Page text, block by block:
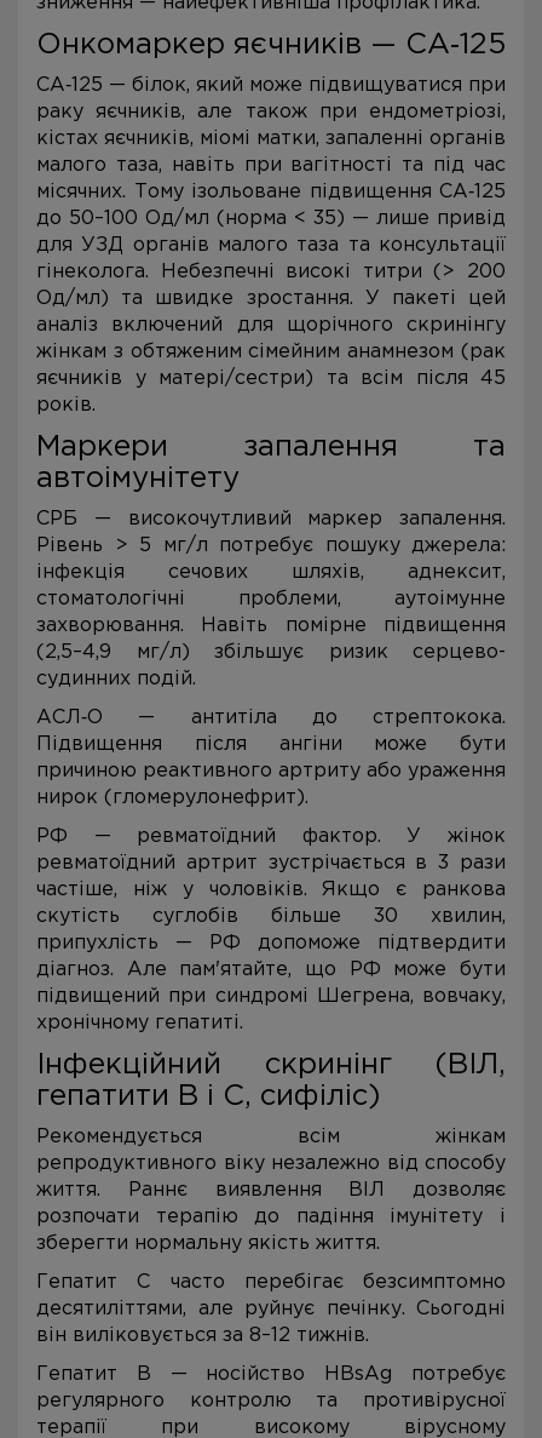
Онкомаркер яєчників — СА‑125
СА‑125 — білок, який може підвищуватися при
раку яєчників, але також при ендометріозі,
кістах яєчників, міомі матки, запаленні органів
малого таза, навіть при вагітності та під час
місячних. Тому ізольоване підвищення СА‑125
до 50–100 Од/мл (норма < 35) — лише привід
для УЗД органів малого таза та консультації
гінеколога. Небезпечні високі титри (> 200
Од/мл) та швидке зростання. У пакеті цей
аналіз включений для щорічного скринінгу
жінкам з обтяженим сімейним анамнезом (рак
яєчників у матері/сестри) та всім після 45
років.
Маркери запалення та
автоімунітету
СРБ — високочутливий маркер запалення.
Рівень > 5 мг/л потребує пошуку джерела:
інфекція сечових шляхів, аднексит,
стоматологічні проблеми, аутоімунне
захворювання. Навіть помірне підвищення
(2,5–4,9 мг/л) збільшує ризик серцево-
судинних подій.
АСЛ‑О — антитіла до стрептокока.
Підвищення після ангіни може бути
причиною реактивного артриту або ураження
нирок (гломерулонефрит).
РФ — ревматоїдний фактор. У жінок
ревматоїдний артрит зустрічається в 3 рази
частіше, ніж у чоловіків. Якщо є ранкова
скутість суглобів більше 30 хвилин,
припухлість — РФ допоможе підтвердити
діагноз. Але пам'ятайте, що РФ може бути
підвищений при синдромі Шегрена, вовчаку,
хронічному гепатиті.
Інфекційний скринінг (ВІЛ,
гепатити B і C, сифіліс)
Рекомендується всім жінкам
репродуктивного віку незалежно від способу
життя. Раннє виявлення ВІЛ дозволяє
розпочати терапію до падіння імунітету і
зберегти нормальну якість життя.
Гепатит C часто перебігає безсимптомно
десятиліттями, але руйнує печінку. Сьогодні
він виліковується за 8–12 тижнів.
Гепатит B — носійство HBsAg потребує
регулярного контролю та противірусної
терапії при високому вірусному